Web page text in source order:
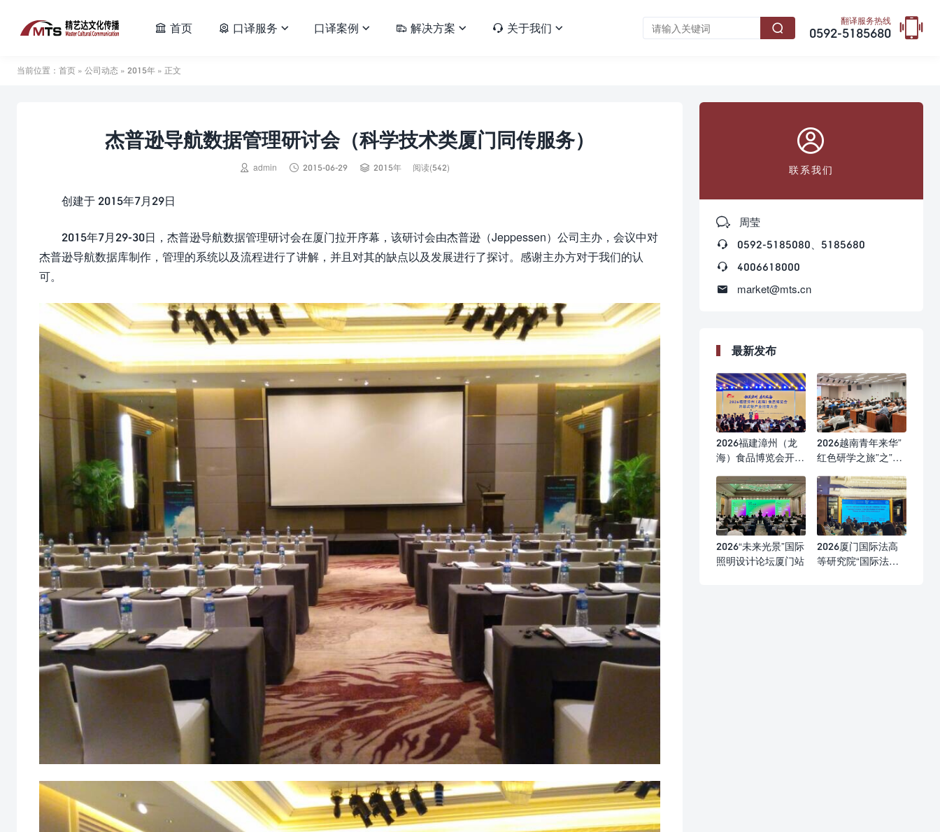
翻译服务热线
0592-5185680 
 首页  口译服务  口译案例   解决方案   关于我们  
当前位置： 首页 » 公司动态 » 2015年 » 正文
杰普逊导航数据管理研讨会（科学技术类厦门同传服务）
 admin  2015-06-29  2015年 阅读(542)
创建于 2015年7月29日
2015年7月29-30日，杰普逊导航数据管理研讨会在厦门拉开序幕，该研讨会由杰普逊（Jeppessen）公司主办，会议中对
杰普逊导航数据库制作，管理的系统以及流程进行了讲解，并且对其的缺点以及发展进行了探讨。感谢主办方对于我们的认
可。

联系我们

周莹

0592-5185080、5185680

4006618000

market@mts.cn
最新发布
2026福建漳州（龙
海）食品博览会开幕
2026越南青年来华”
红色研学之旅”之”不
2026“未来光景”国际
照明设计论坛厦门站
2026厦门国际法高
等研究院“国际法前